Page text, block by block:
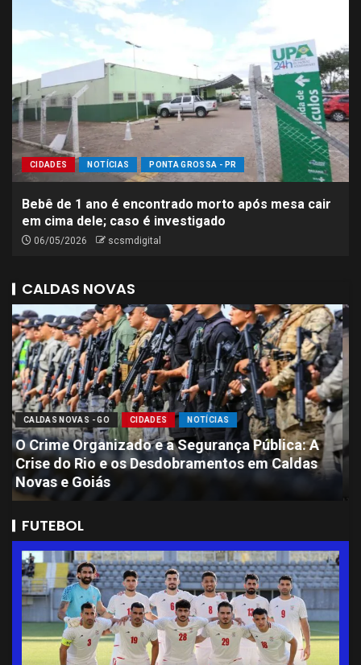
CIDADES NOTÍCIAS PONTA GROSSA - PR
Bebê de 1 ano é encontrado morto após mesa cair
em cima dele; caso é investigado
06/05/2026 scsmdigital
CALDAS NOVAS
CALDAS NOVAS - GO CIDADES NOTÍCIAS
Sete Presos por Ataque Brutal que Deixou
Jovem de 11 Anos com Perda de Massa
Encefálica em Caldas Novas
FUTEBOL